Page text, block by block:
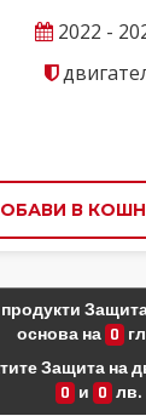
2022 -
В
основа на 0
Защита на
0 и 0 лв.